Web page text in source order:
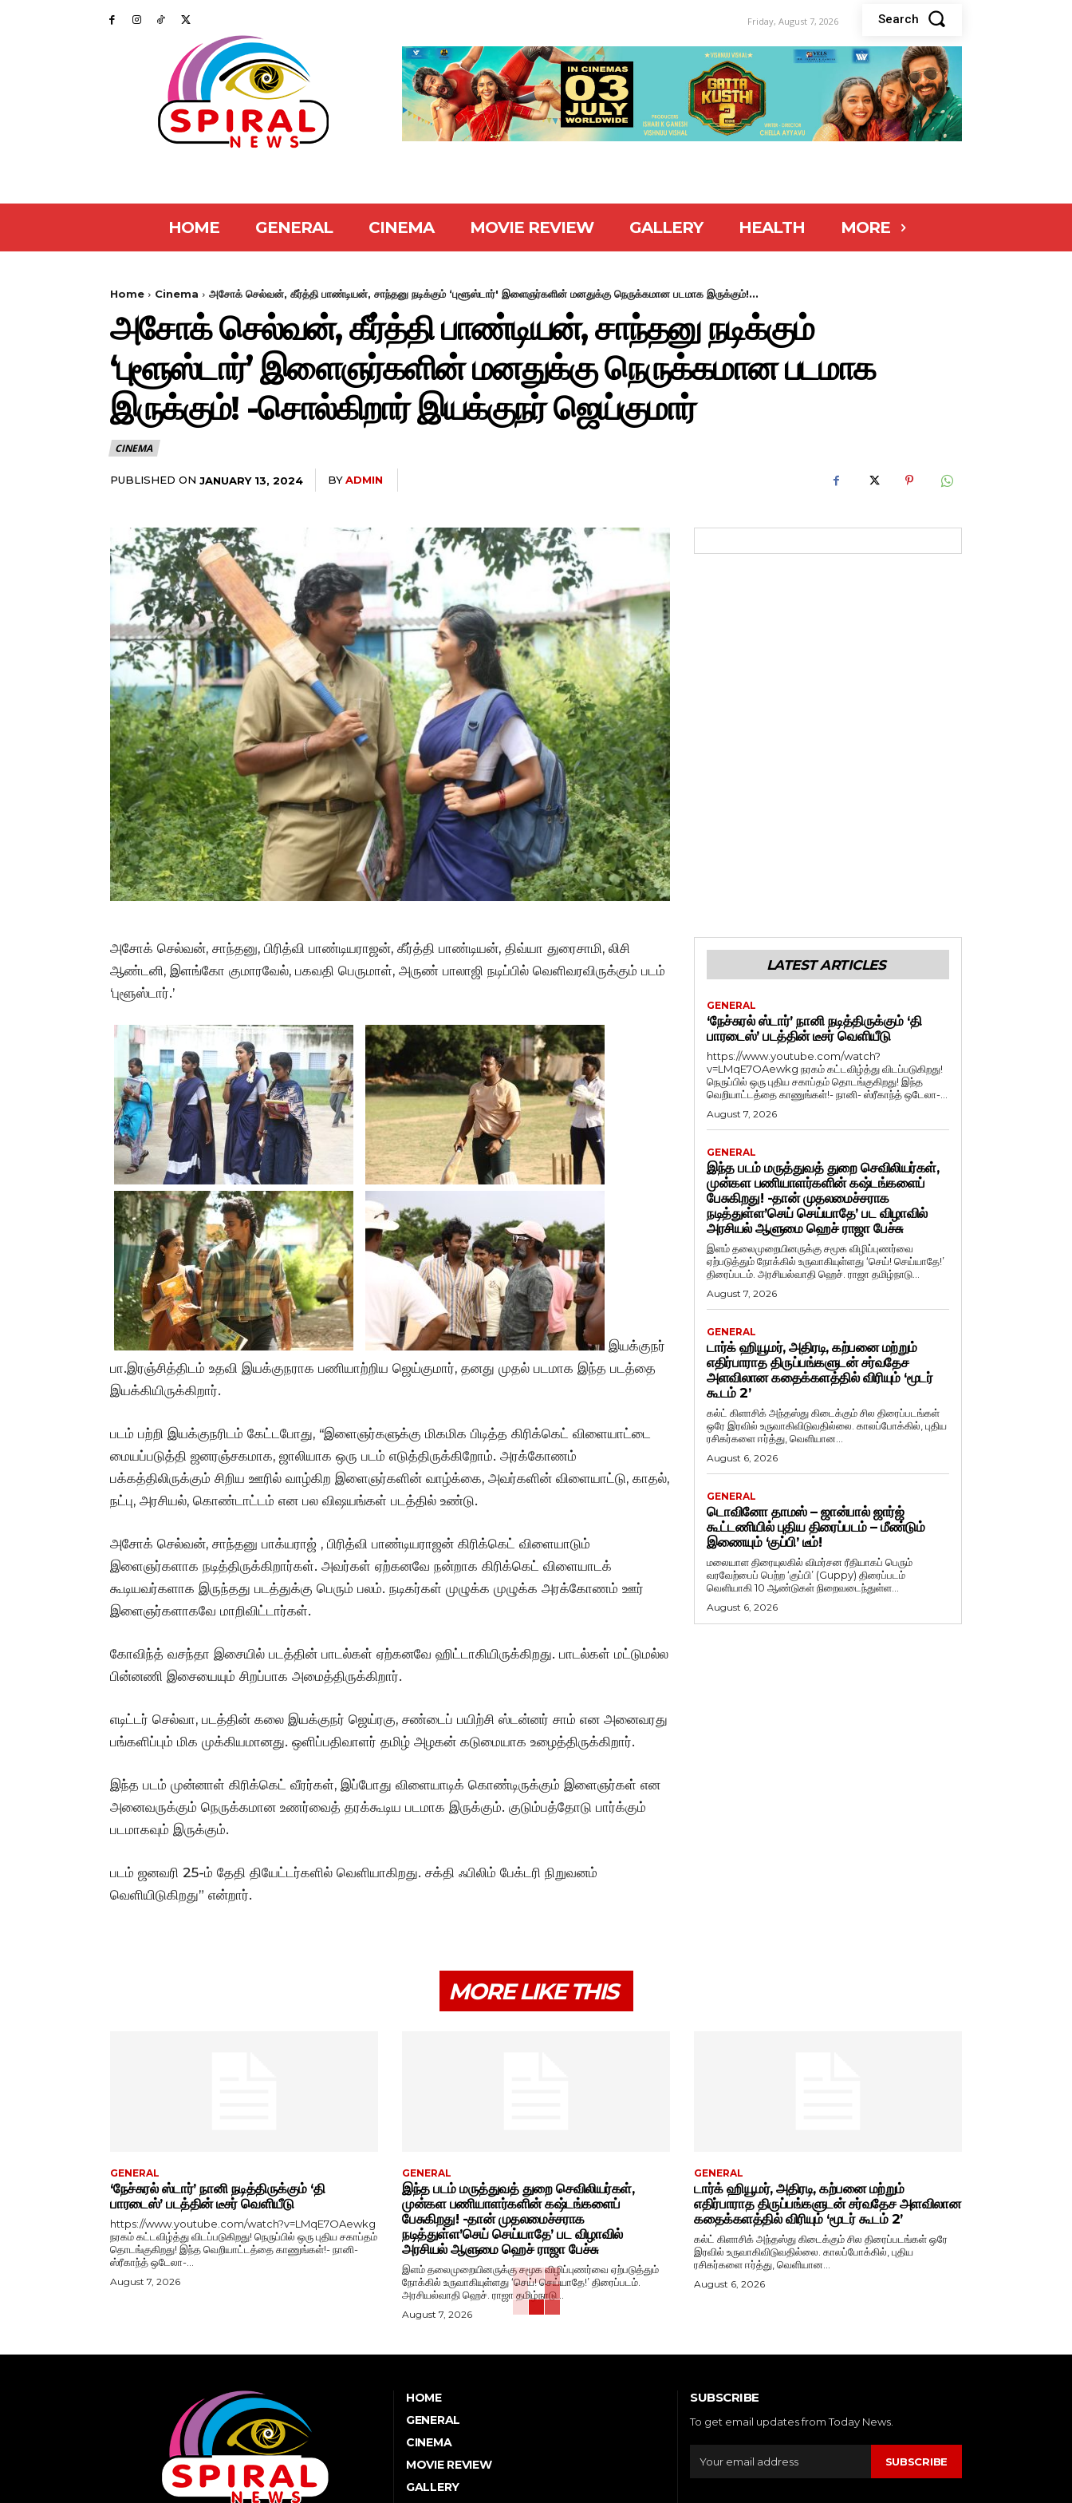
Friday, August 7, 2026 Search
HOME GENERAL CINEMA MOVIE REVIEW GALLERY HEALTH MORE
Home Cinema அசோக் செல்வன், கீர்த்தி பாண்டியன், சாந்தனு நடிக்கும் ‘புளூஸ்டார்' இளைஞர்களின் மனதுக்கு நெருக்கமான படமாக இருக்கும்!...
அசோக் செல்வன், கீர்த்தி பாண்டியன், சாந்தனு நடிக்கும்
‘புளூஸ்டார்’ இளைஞர்களின் மனதுக்கு நெருக்கமான படமாக
இருக்கும்! -சொல்கிறார் இயக்குநர் ஜெய்குமார்
CINEMA
PUBLISHED ON JANUARY 13, 2024 BYADMIN
அசோக் செல்வன், சாந்தனு, பிரித்வி பாண்டியராஜன், கீர்த்தி பாண்டியன், திவ்யா துரைசாமி, லிசி
ஆண்டனி, இளங்கோ குமாரவேல், பகவதி பெருமாள், அருண் பாலாஜி நடிப்பில் வெளிவரவிருக்கும் படம்
‘புளூஸ்டார்.’
இயக்குநர்
பா.இரஞ்சித்திடம் உதவி இயக்குநராக பணியாற்றிய ஜெய்குமார், தனது முதல் படமாக இந்த படத்தை
இயக்கியிருக்கிறார்.
படம் பற்றி இயக்குநரிடம் கேட்டபோது, ‘‘இளைஞர்களுக்கு மிகமிக பிடித்த கிரிக்கெட் விளையாட்டை
மையப்படுத்தி ஜனரஞ்சகமாக, ஜாலியாக ஒரு படம் எடுத்திருக்கிறோம். அரக்கோணம்
பக்கத்திலிருக்கும் சிறிய ஊரில் வாழ்கிற இளைஞர்களின் வாழ்க்கை, அவர்களின் விளையாட்டு, காதல்,
நட்பு, அரசியல், கொண்டாட்டம் என பல விஷயங்கள் படத்தில் உண்டு.
அசோக் செல்வன், சாந்தனு பாக்யராஜ் , பிரித்வி பாண்டியராஜன் கிரிக்கெட் விளையாடும்
இளைஞர்களாக நடித்திருக்கிறார்கள். அவர்கள் ஏற்கனவே நன்றாக கிரிக்கெட் விளையாடக்
கூடியவர்களாக இருந்தது படத்துக்கு பெரும் பலம். நடிகர்கள் முழுக்க முழுக்க அரக்கோணம் ஊர்
இளைஞர்களாகவே மாறிவிட்டார்கள்.
கோவிந்த் வசந்தா இசையில் படத்தின் பாடல்கள் ஏற்கனவே ஹிட்டாகியிருக்கிறது. பாடல்கள் மட்டுமல்ல
பின்னணி இசையையும் சிறப்பாக அமைத்திருக்கிறார்.
எடிட்டர் செல்வா, படத்தின் கலை இயக்குநர் ஜெய்ரகு, சண்டைப் பயிற்சி ஸ்டன்னர் சாம் என அனைவரது
பங்களிப்பும் மிக முக்கியமானது. ஒளிப்பதிவாளர் தமிழ் அழகன் கடுமையாக உழைத்திருக்கிறார்.
இந்த படம் முன்னாள் கிரிக்கெட் வீரர்கள், இப்போது விளையாடிக் கொண்டிருக்கும் இளைஞர்கள் என
அனைவருக்கும் நெருக்கமான உணர்வைத் தரக்கூடிய படமாக இருக்கும். குடும்பத்தோடு பார்க்கும்
படமாகவும் இருக்கும்.
படம் ஜனவரி 25-ம் தேதி தியேட்டர்களில் வெளியாகிறது. சக்தி ஃபிலிம் பேக்டரி நிறுவனம்
வெளியிடுகிறது” என்றார்.
LATEST ARTICLES
GENERAL
‘நேச்சுரல் ஸ்டார்’ நானி நடித்திருக்கும் ‘தி
பாரடைஸ்’ படத்தின் டீசர் வெளியீடு
https://www.youtube.com/watch?
v=LMqE7OAewkg நரகம் கட்டவிழ்த்து விடப்படுகிறது!
நெருப்பில் ஒரு புதிய சகாப்தம் தொடங்குகிறது! இந்த
வெறியாட்டத்தை காணுங்கள்!- நானி- ஸ்ரீகாந்த் ஒடேலா-...
August 7, 2026
GENERAL
இந்த படம் மருத்துவத் துறை செவிலியர்கள்,
முன்கள பணியாளர்களின் கஷ்டங்களைப்
பேசுகிறது! -தான் முதலமைச்சராக
நடித்துள்ள’செய் செய்யாதே’ பட விழாவில்
அரசியல் ஆளுமை ஹெச் ராஜா பேச்சு
இளம் தலைமுறையினருக்கு சமூக விழிப்புணர்வை
ஏற்படுத்தும் நோக்கில் உருவாகியுள்ளது ‘செய்! செய்யாதே!’
திரைப்படம். அரசியல்வாதி ஹெச். ராஜா தமிழ்நாடு...
August 7, 2026
GENERAL
டார்க் ஹியூமர், அதிரடி, கற்பனை மற்றும்
எதிர்பாராத திருப்பங்களுடன் சர்வதேச
அளவிலான கதைக்களத்தில் விரியும் ‘மூடர்
கூடம் 2’
கல்ட் கிளாசிக் அந்தஸ்து கிடைக்கும் சில திரைப்படங்கள்
ஒரே இரவில் உருவாகிவிடுவதில்லை. காலப்போக்கில், புதிய
ரசிகர்களை ஈர்த்து, வெளியான...
August 6, 2026
GENERAL
டொவினோ தாமஸ் – ஜான்பால் ஜார்ஜ்
கூட்டணியில் புதிய திரைப்படம் – மீண்டும்
இணையும் ‘குப்பி’ டீம்!
மலையாள திரையுலகில் விமர்சன ரீதியாகப் பெரும்
வரவேற்பைப் பெற்ற ‘குப்பி’ (Guppy) திரைப்படம்
வெளியாகி 10 ஆண்டுகள் நிறைவடைந்துள்ள...
August 6, 2026
MORE LIKE THIS
GENERAL
‘நேச்சுரல் ஸ்டார்’ நானி நடித்திருக்கும் ‘தி
பாரடைஸ்’ படத்தின் டீசர் வெளியீடு
https://www.youtube.com/watch?v=LMqE7OAewkg
நரகம் கட்டவிழ்த்து விடப்படுகிறது! நெருப்பில் ஒரு புதிய சகாப்தம்
தொடங்குகிறது! இந்த வெறியாட்டத்தை காணுங்கள்!- நானி-
ஸ்ரீகாந்த் ஒடேலா-...
August 7, 2026
GENERAL
இந்த படம் மருத்துவத் துறை செவிலியர்கள்,
முன்கள பணியாளர்களின் கஷ்டங்களைப்
பேசுகிறது! -தான் முதலமைச்சராக
நடித்துள்ள’செய் செய்யாதே’ பட விழாவில்
அரசியல் ஆளுமை ஹெச் ராஜா பேச்சு
இளம் தலைமுறையினருக்கு சமூக விழிப்புணர்வை ஏற்படுத்தும்
நோக்கில் உருவாகியுள்ளது ‘செய்! செய்யாதே!’ திரைப்படம்.
அரசியல்வாதி ஹெச். ராஜா தமிழ்நாடு...
August 7, 2026
GENERAL
டார்க் ஹியூமர், அதிரடி, கற்பனை மற்றும்
எதிர்பாராத திருப்பங்களுடன் சர்வதேச அளவிலான
கதைக்களத்தில் விரியும் ‘மூடர் கூடம் 2’
கல்ட் கிளாசிக் அந்தஸ்து கிடைக்கும் சில திரைப்படங்கள் ஒரே
இரவில் உருவாகிவிடுவதில்லை. காலப்போக்கில், புதிய
ரசிகர்களை ஈர்த்து, வெளியான...
August 6, 2026
HOME
GENERAL
CINEMA
MOVIE REVIEW
GALLERY
SUBSCRIBE
To get email updates from Today News.
SUBSCRIBE